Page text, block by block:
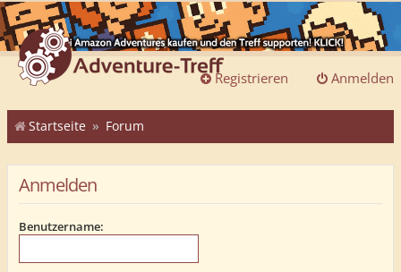
Anmelden
Registrieren
Startseite Forum
Anmelden
Benutzername: